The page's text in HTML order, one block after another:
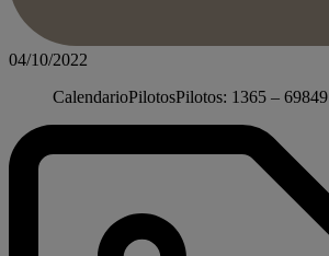
04/10/2022
CalendarioPilotosPilotos: 1365 – 69849